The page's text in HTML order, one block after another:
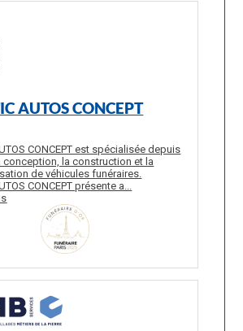
AUTOS CONCEPT
CONCEPT est spécialisée depuis
conception, la construction et la
de véhicules funéraires.
CONCEPT présente a...